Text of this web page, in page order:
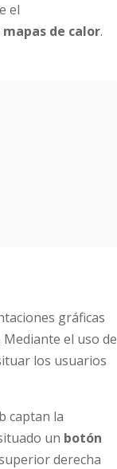
el
mapas de calor.
gráficas
el uso de
los usuarios
captan la
un botón
derecha